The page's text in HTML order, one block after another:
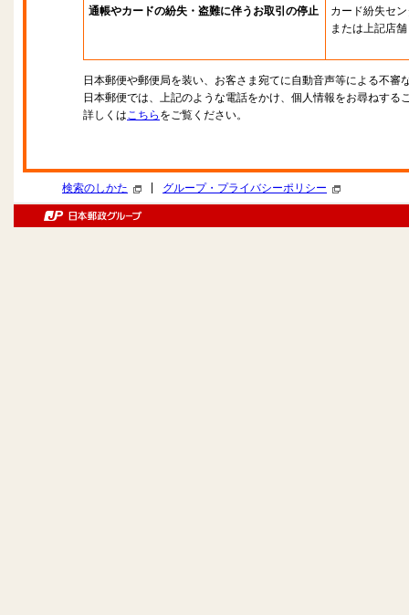
通帳やカードの紛失・盗難に伴うお取引の停止
カード紛失セ
または上記店舗
日本郵便や郵便局を装い、お客さま宛てに自動音声等による不審
日本郵便では、上記のような電話をかけ、個人情報をお尋ねする
詳しくはこちら をご覧ください。
検索のしかた グループ・プライバシーポリシー